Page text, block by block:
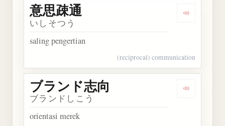
Dengarkan
意思疎通
いしそつう
saling pengertian
(reciprocal) communication
Dengarkan
ブランド志向
ブランドしこう
orientasi merek